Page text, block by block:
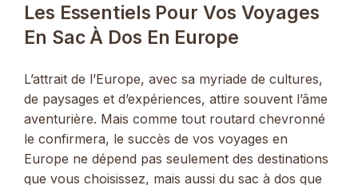
Les Essentiels Pour Vos Voyages
En Sac À Dos En Europe
L’attrait de l’Europe, avec sa myriade de cultures,
de paysages et d’expériences, attire souvent l’âme
aventurière. Mais comme tout routard chevronné
le confirmera, le succès de vos voyages en
Europe ne dépend pas seulement des destinations
que vous choisissez, mais aussi du sac à dos que